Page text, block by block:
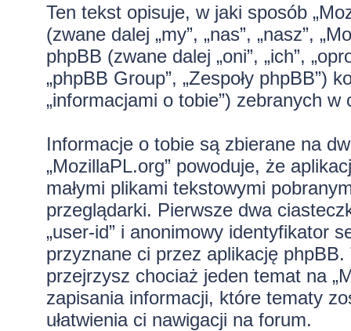
Ten tekst opisuje, w jaki sposób
(zwane dalej „my”, „nas”, „nasz”,
phpBB (zwane dalej „oni”, „ich”,
„phpBB Group”, „Zespoły phpBB”)
„informacjami o tobie”) zebranych
Informacje o tobie są zbierane na
„MozillaPL.org” powoduje, że
małymi plikami tekstowymi
przeglądarki. Pierwsze dwa
„user-id” i anonimowy identyfikator
przyznane ci przez aplikację
przejrzysz chociaż jeden temat na
zapisania informacji, które tematy
ułatwienia ci nawigacji na forum.